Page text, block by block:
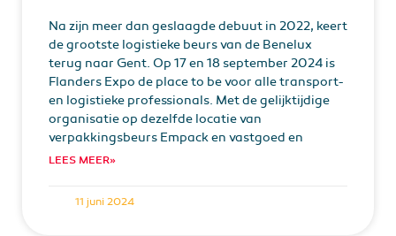
Na zijn meer dan geslaagde debuut in 2022, keert
de grootste logistieke beurs van de Benelux
terug naar Gent. Op 17 en 18 september 2024 is
Flanders Expo de place to be voor alle transport-
en logistieke professionals. Met de gelijktijdige
organisatie op dezelfde locatie van
verpakkingsbeurs Empack en vastgoed en
LEES MEER»
11 juni 2024